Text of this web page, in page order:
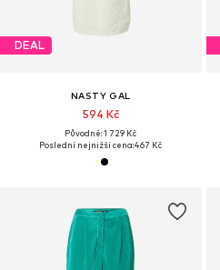
DEAL
NASTY GAL
594 Kč
Původně: 1 729 Kč
Poslední nejnižší cena:467 Kč